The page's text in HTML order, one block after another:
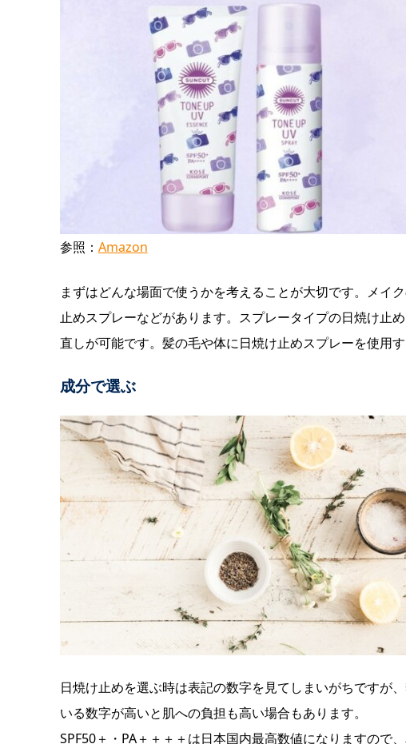
参照： Amazon
まずはどんな場面で使うかを考えることが大切です。メイ
止めスプレーなどがあります。スプレータイプの日焼け止
直しが可能です。髪の毛や体に日焼け止めスプレーを使用
成分で選ぶ
日焼け止めを選ぶ時は表記の数字を見てしまいがちですが
いる数字が高いと肌への負担も高い場合もあります。
SPF50＋・PA＋＋＋＋は日本国内最高数値になりますので